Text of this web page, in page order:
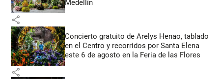
Medellín
share
Concierto gratuito de Arelys Henao, tablado
en el Centro y recorridos por Santa Elena
este 6 de agosto en la Feria de las Flores
share